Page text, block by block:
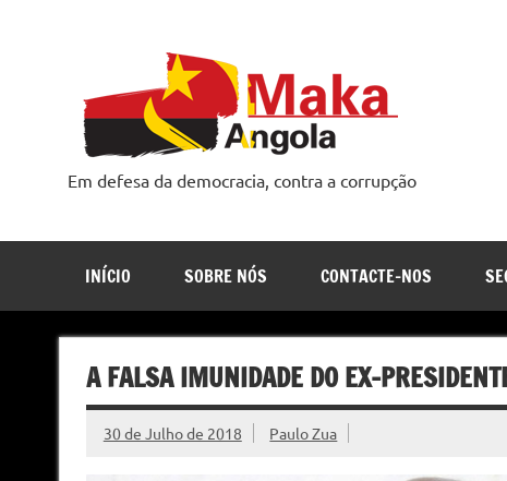
Em defesa da democracia, contra a corrupção
INÍCIO SOBRE NÓS CONTACTE-NOS
A FALSA IMUNIDADE DO EX-
30 de Julho de 2018 Paulo Zua